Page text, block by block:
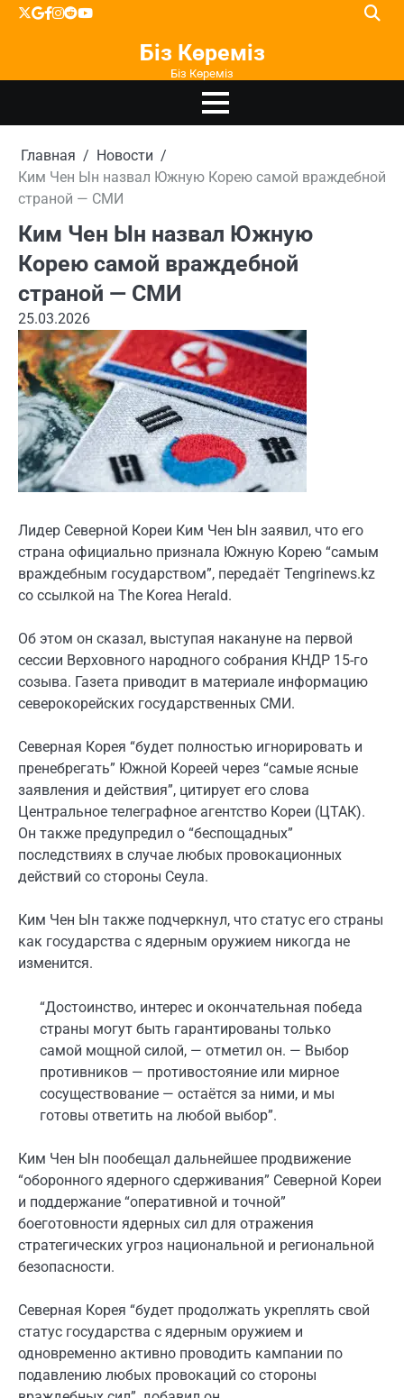
Перейти
X google
facebook
instagram
reddityoutube
Біз Көреміз
Біз Көреміз
Главная
Новости
Ким Чен Ын назвал Южную Корею самой враждебной
страной — СМИ
Ким Чен Ын назвал Южную
Корею самой враждебной
страной — СМИ
25.03.2026
Лидер Северной Кореи Ким Чен Ын заявил, что его
страна официально признала Южную Корею “самым
враждебным государством”, передаёт Tengrinews.kz
со ссылкой на The Korea Herald.
Об этом он сказал, выступая накануне на первой
сессии Верховного народного собрания КНДР 15-го
созыва. Газета приводит в материале информацию
северокорейских государственных СМИ.
Северная Корея “будет полностью игнорировать и
пренебрегать” Южной Кореей через “самые ясные
заявления и действия”, цитирует его слова
Центральное телеграфное агентство Кореи (ЦТАК).
Он также предупредил о “беспощадных”
последствиях в случае любых провокационных
действий со стороны Сеула.
Ким Чен Ын также подчеркнул, что статус его страны
как государства с ядерным оружием никогда не
изменится.
“Достоинство, интерес и окончательная победа
страны могут быть гарантированы только
самой мощной силой, — отметил он. — Выбор
противников — противостояние или мирное
сосуществование — остаётся за ними, и мы
готовы ответить на любой выбор”.
Ким Чен Ын пообещал дальнейшее продвижение
“оборонного ядерного сдерживания” Северной Кореи
и поддержание “оперативной и точной”
боеготовности ядерных сил для отражения
стратегических угроз национальной и региональной
безопасности.
Северная Корея “будет продолжать укреплять свой
статус государства с ядерным оружием и
одновременно активно проводить кампании по
подавлению любых провокаций со стороны